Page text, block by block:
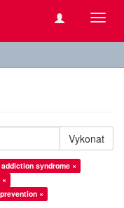
Vykonat
syndrome ×
×